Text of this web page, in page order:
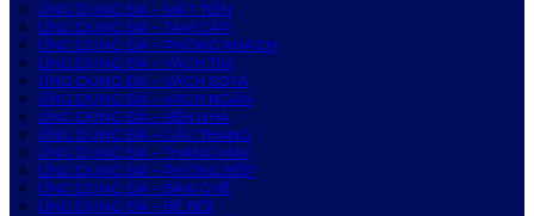
ỨNG DỤNG ĐÁ – MẶT TIỀN
ỨNG DỤNG ĐÁ – TAM CẤP
ỨNG DỤNG ĐÁ – PHÒNG KHÁCH
ỨNG DỤNG ĐÁ – VÁCH TIVI
ỨNG DỤNG ĐÁ – VÁCH SOFA
ỨNG DỤNG ĐÁ – VÁCH NGĂN
ỨNG DỤNG ĐÁ – NỀN NHÀ
ỨNG DỤNG ĐÁ – CẦU THANG
ỨNG DỤNG ĐÁ – THANG MÁY
ỨNG DỤNG ĐÁ – PHÒNG BẾP
ỨNG DỤNG ĐÁ – BÀN GHẾ
ỨNG DỤNG ĐÁ – BỂ BƠI